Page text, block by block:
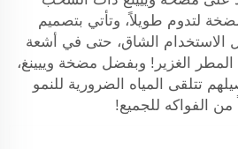
لتدوم طويلاً، وتأتي بتصميم
الاستخدام الشاق، حتى في أشعة
الغزير! وبفضل مضخة وييينغ،
تتلقى المياه الضرورية للنمو
الفواكه للجميع!